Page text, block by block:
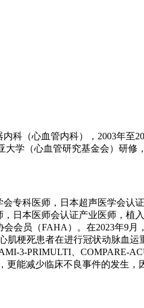
科（心血管内科），2003年至
大学（心血管研究基金会）研修
专科医师，日本超声医学会认证
日本医师会认证产业医师，植
会员（FAHA）。在2023年9月
肌梗死患者在进行冠状动脉血运
3-PRIMULTI、COMPARE-
更能减少临床不良事件的发生，